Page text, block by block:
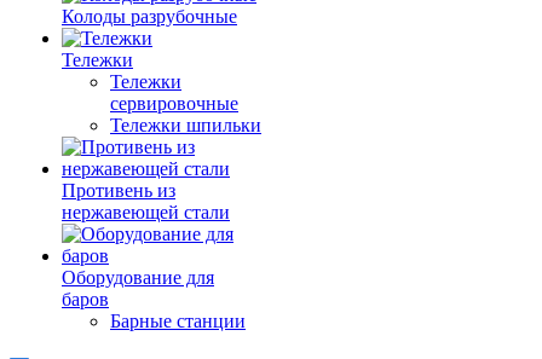
Колоды разрубочные
Тележки
Тележки
сервировочные
Тележки шпильки
Противень из
нержавеющей стали
Оборудование для
баров
Барные станции